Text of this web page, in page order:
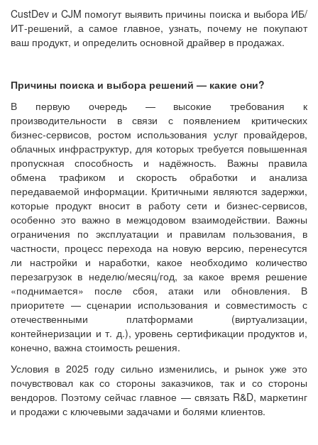
CustDev и CJM помогут выявить причины поиска и выбора ИБ/
ИТ-решений, а самое главное, узнать, почему не покупают
ваш продукт, и определить основной драйвер в продажах.
Причины поиска и выбора решений — какие они?
В первую очередь — высокие требования к
производительности в связи с появлением критических
бизнес-сервисов, ростом использования услуг провайдеров,
облачных инфраструктур, для которых требуется повышенная
пропускная способность и надёжность. Важны правила
обмена трафиком и скорость обработки и анализа
передаваемой информации. Критичными являются задержки,
которые продукт вносит в работу сети и бизнес-сервисов,
особенно это важно в межцодовом взаимодействии. Важны
ограничения по эксплуатации и правилам пользования, в
частности, процесс перехода на новую версию, перенесутся
ли настройки и наработки, какое необходимо количество
перезагрузок в неделю/месяц/год, за какое время решение
«поднимается» после сбоя, атаки или обновления. В
приоритете — сценарии использования и совместимость с
отечественными платформами (виртуализации,
контейнеризации и т. д.), уровень сертификации продуктов и,
конечно, важна стоимость решения.
Условия в 2025 году сильно изменились, и рынок уже это
почувствовал как со стороны заказчиков, так и со стороны
вендоров. Поэтому сейчас главное — связать R&D, маркетинг
и продажи с ключевыми задачами и болями клиентов.